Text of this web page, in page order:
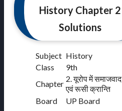
History Chapter 2
Solutions
Subject History
Class
9th
Chapter
2. यूरोप में समाजवाद
एवं रूसी क्रान्ति
Board
UP Board